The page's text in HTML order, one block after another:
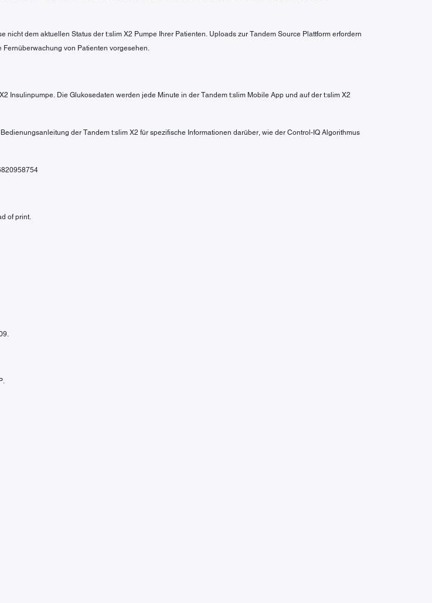
dem aktuellen Status der t:slim X2 Pumpe Ihrer Patienten. Uploads zur Tandem Source Plattform erfordern
von Patienten vorgesehen.
Insulinpumpe. Die Glukosedaten werden jede Minute in der Tandem t:slim Mobile App und auf der t:slim X2
der Tandem t:slim X2 für spezifische Informationen darüber, wie der Control-IQ Algorithmus
of print.